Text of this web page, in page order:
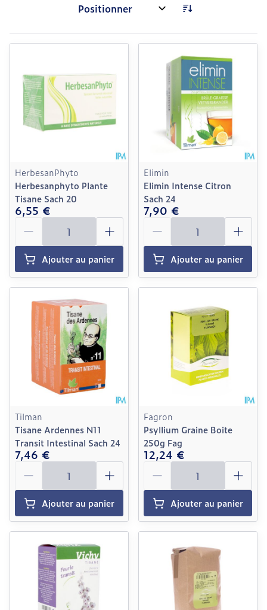
Trier par:
HerbesanPhyto
Herbesanphyto Plante
Tisane Sach 20
6,55 €
Quantité
Ajouter au panier
Elimin
Elimin Intense Citron
Sach 24
7,90 €
Quantité
Ajouter au panier
Tilman
Tisane Ardennes N11
Transit Intestinal Sach 24
7,46 €
Quantité
Ajouter au panier
Fagron
Psyllium Graine Boite
250g Fag
12,24 €
Quantité
Ajouter au panier